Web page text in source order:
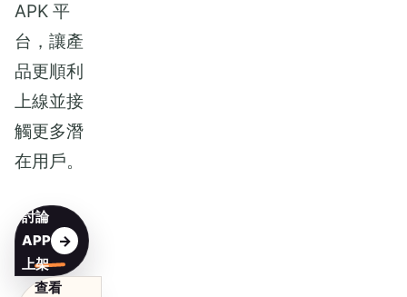
APK 平
台，讓產
品更順利
上線並接
觸更多潛
在用戶。
討論
APP
上架
查看